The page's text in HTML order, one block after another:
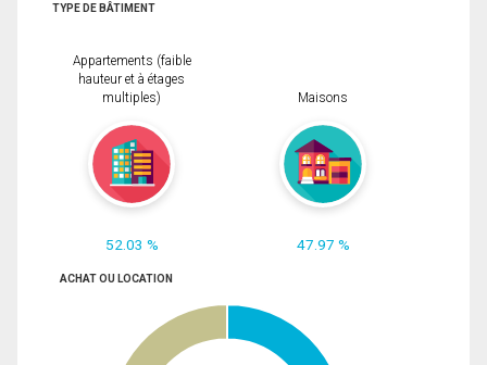
TYPE DE BÂTIMENT
Appartements (faible
hauteur et à étages
multiples)
52.03 %
Maisons
47.97 %
ACHAT OU LOCATION